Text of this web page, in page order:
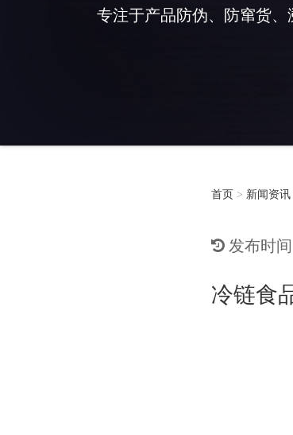
专注于产品防伪、防窜货
首页 > 新闻资讯
发布时
冷链食